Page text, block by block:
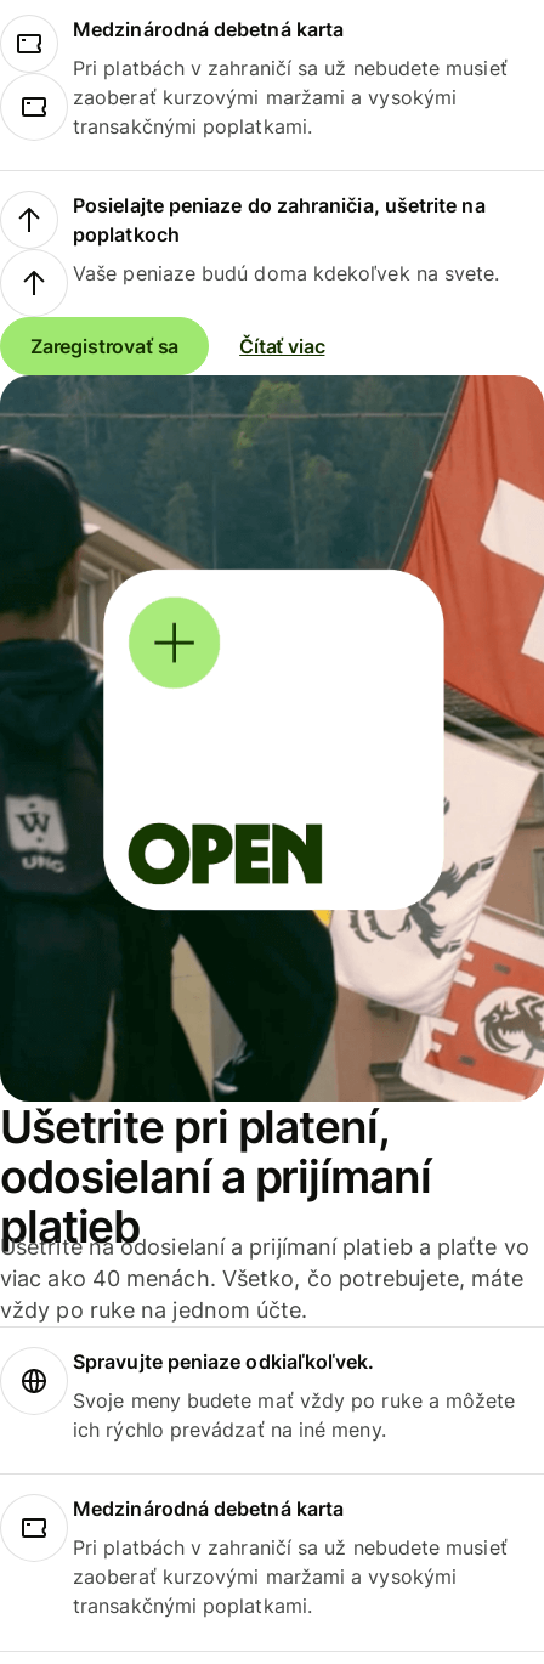
Medzinárodná debetná karta
Pri platbách v zahraničí sa už nebudete musieť
zaoberať kurzovými maržami a vysokými
transakčnými poplatkami.
Posielajte peniaze do zahraničia, ušetrite na
poplatkoch
Vaše peniaze budú doma kdekoľvek na svete.
Zaregistrovať sa Čítať viac
Ušetrite pri platení,
odosielaní a prijímaní
platieb
Ušetrite na odosielaní a prijímaní platieb a plaťte vo
viac ako 40 menách. Všetko, čo potrebujete, máte
vždy po ruke na jednom účte.
Spravujte peniaze odkiaľkoľvek.
Svoje meny budete mať vždy po ruke a môžete
ich rýchlo prevádzať na iné meny.
Medzinárodná debetná karta
Pri platbách v zahraničí sa už nebudete musieť
zaoberať kurzovými maržami a vysokými
transakčnými poplatkami.